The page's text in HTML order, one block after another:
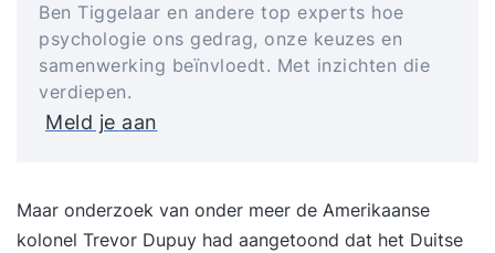
Ben Tiggelaar en andere top experts hoe
psychologie ons gedrag, onze keuzes en
samenwerking beïnvloedt. Met inzichten die
verdiepen.
Meld je aan
Maar onderzoek van onder meer de Amerikaanse
kolonel Trevor Dupuy had aangetoond dat het Duitse